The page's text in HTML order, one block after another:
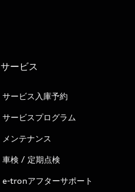
サービス
サービス入庫予約
サービスプログラム
メンテナンス
車検 / 定期点検
e-tronアフターサポート